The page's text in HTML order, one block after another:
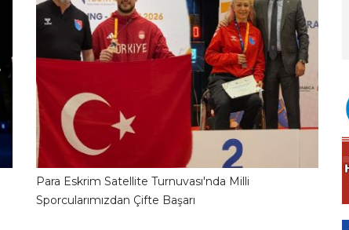
23.06.2026 10:01:18
Para Eskrim Satellite Turnuvası'nda Milli
Sporcularımızdan Çifte Başarı